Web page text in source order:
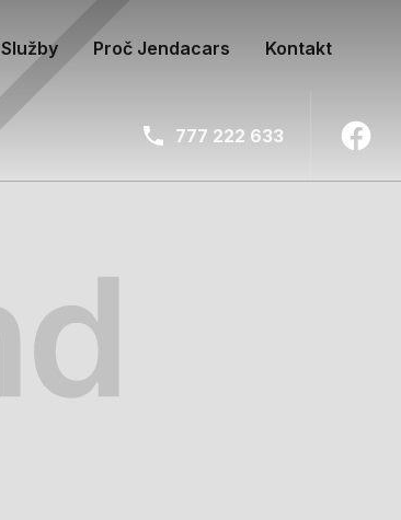
Služby Proč Jendacars Kontakt
777 222 633